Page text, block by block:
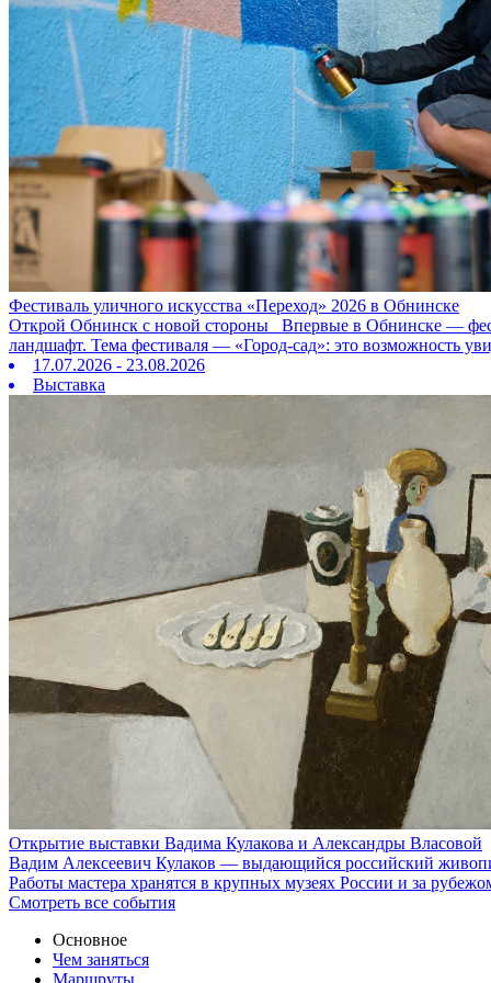
Фестиваль уличного искусства «Переход» 2026 в Обнинске
Открой Обнинск с новой стороны Впервые в Обнинске —
ландшафт. Тема фестиваля — «Город‑сад»: это возможность
17.07.2026 - 23.08.2026
Выставка
Открытие выставки Вадима Кулакова и Александры Власовой
Вадим Алексеевич Кулаков — выдающийся российский
Работы мастера хранятся в крупных музеях России и за
Смотреть все события
Основное
Чем заняться
Маршруты